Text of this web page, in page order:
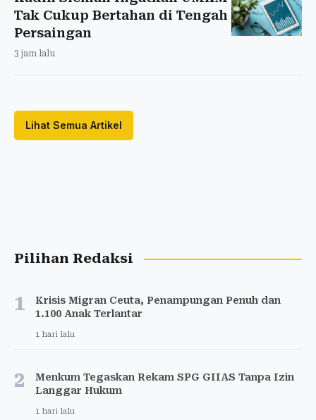
Tak Cukup Bertahan di Tengah
Persaingan
3 jam lalu
Lihat Semua Artikel
Pilihan Redaksi
1
Krisis Migran Ceuta, Penampungan Penuh dan
1.100 Anak Terlantar
1 hari lalu
2
Menkum Tegaskan Rekam SPG GIIAS Tanpa Izin
Langgar Hukum
1 hari lalu